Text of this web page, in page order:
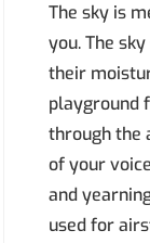
The sky is
you. The
their
playground
through the
of your
and
used for